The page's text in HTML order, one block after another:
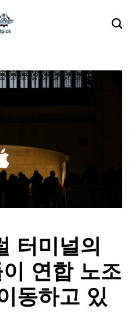
터미널의
연합 노조
동하고 있